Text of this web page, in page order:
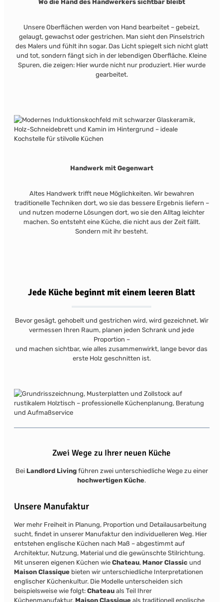
Wo die Hand des Handwerkers sichtbar bleibt
Unsere Oberflächen werden von Hand bearbeitet – gebeizt,
gelaugt, gewachst oder gestrichen. Man sieht den Pinselstrich
des Malers und fühlt ihn sogar. Das Licht spiegelt sich nicht glatt
und tot, sondern fängt sich in der lebendigen Oberfläche. Kleine
Spuren, die zeigen: Hier wurde nicht nur produziert. Hier wurde
gearbeitet.
Handwerk mit Gegenwart
Altes Handwerk trifft neue Möglichkeiten. Wir bewahren
traditionelle Techniken dort, wo sie das bessere Ergebnis liefern –
und nutzen moderne Lösungen dort, wo sie den Alltag leichter
machen. So entsteht eine Küche, die nicht aus der Zeit fällt.
Sondern mit ihr besteht.
Jede Küche beginnt mit einem leeren Blatt
Bevor gesägt, gehobelt und gestrichen wird, wird gezeichnet. Wir
vermessen Ihren Raum, planen jeden Schrank und jede
Proportion –
und machen sichtbar, wie alles zusammenwirkt, lange bevor das
erste Holz geschnitten ist.
Zwei Wege zu Ihrer neuen Küche
Bei Landlord Livingführen zwei unterschiedliche Wege zu einer
hochwertigen Küche.
Unsere Manufaktur
Wer mehr Freiheit in Planung, Proportion und Detailausarbeitung
sucht, findet in unserer Manufaktur den individuelleren Weg. Hier
entstehen englische Küchen nach Maß – abgestimmt auf
Architektur, Nutzung, Material und die gewünschte Stilrichtung.
Mit unseren eigenen Küchen wie Chateau, Manor Classicund
Maison Classiquebieten wir unterschiedliche Interpretationen
englischer Küchenkultur. Die Modelle unterscheiden sich
beispielsweise wie folgt: Chateauals Teil Ihrer
Küchenmanufaktur, Maison Classiqueals traditionell englische